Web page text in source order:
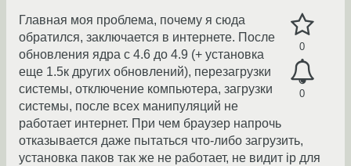
0
0
Главная моя проблема, почему я сюда
обратился, заключается в интернете. После
обновления ядра с 4.6 до 4.9 (+ установка
еще 1.5к других обновлений), перезагрузки
системы, отключение компьютера, загрузки
системы, после всех манипуляций не
работает интернет. При чем браузер напрочь
отказывается даже пытаться что-либо загрузить,
установка паков так же не работает, не видит ip для